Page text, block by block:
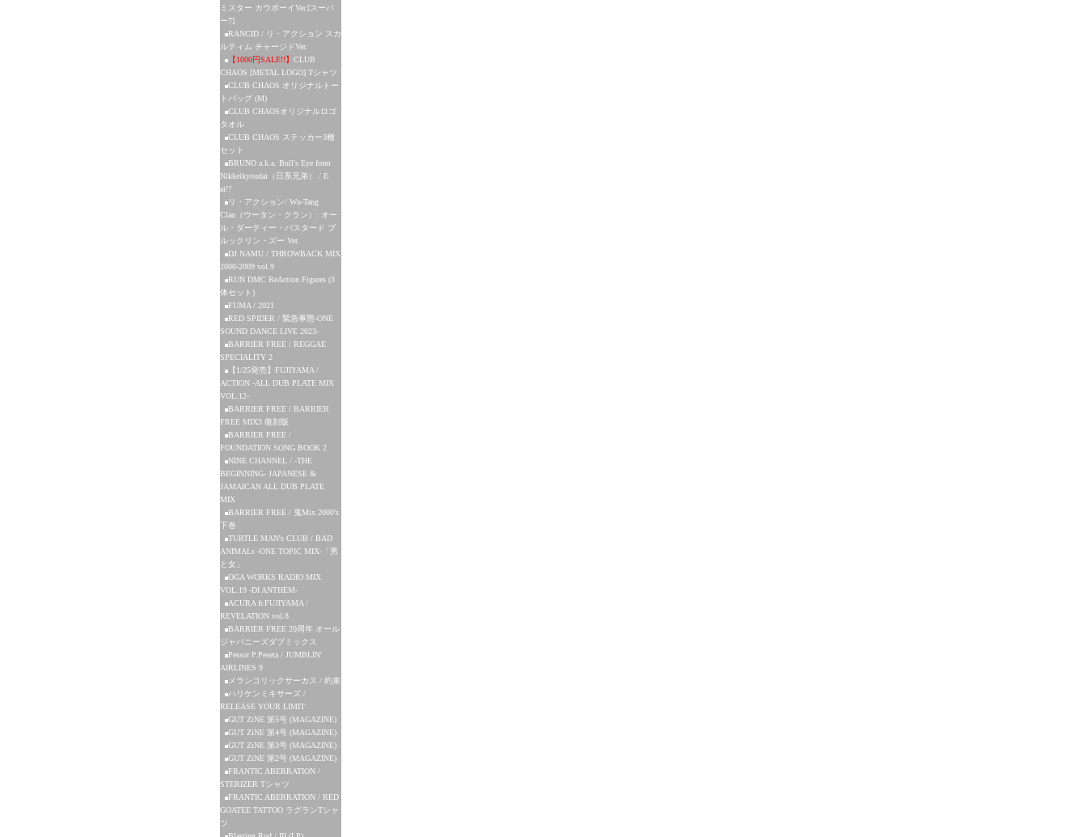
ミスター カウボーイVer.[スーパ
ー7]
RANCID / リ・アクション スカ
ルティム チャージドVer.
【1000円SALE!!】 CLUB
CHAOS [METAL LOGO] Tシャツ
CLUB CHAOS オリジナルトー
トバッグ (M)
CLUB CHAOSオリジナルロゴ
タオル
CLUB CHAOS ステッカー3種
セット
BRUNO a.k.a. Bull's Eye from
Nikkeikyoudai（日系兄弟） / E
ai!?
リ・アクション/ Wu-Tang
Clan（ウータン・クラン）: オー
ル・ダーティー・バスタード ブ
ルックリン・ズー Ver.
DJ NAMU / THROWBACK MIX
2000-2009 vol.9
RUN DMC ReAction Figures (3
体セット)
FUMA / 2021
RED SPIDER / 緊急事態-ONE
SOUND DANCE LIVE 2023-
BARRIER FREE / REGGAE
SPECIALITY 2
【1/25発売】FUJIYAMA /
ACTION -ALL DUB PLATE MIX
VOL.12-
BARRIER FREE / BARRIER
FREE MIX3 復刻版
BARRIER FREE /
FOUNDATION SONG BOOK 2
NINE CHANNEL / -THE
BEGINNING- JAPANESE &
JAMAICAN ALL DUB PLATE
MIX
BARRIER FREE / 鬼Mix 2000's
下巻
TURTLE MAN's CLUB / BAD
ANIMALs -ONE TOPIC MIX-「男
と女」
OGA WORKS RADIO MIX
VOL.19 -DI ANTHEM-
ACURA fr.FUJIYAMA /
REVELATION vol.8
BARRIER FREE 20周年 オール
ジャパニーズダブミックス
Pessor P.Peseta / JUMBLIN'
AIRLINES 9
メランコリックサーカス / 約束
ハリケンミキサーズ /
RELEASE YOUR LIMIT
GUT ZiNE 第5号 (MAGAZINE)
GUT ZiNE 第4号 (MAGAZINE)
GUT ZiNE 第3号 (MAGAZINE)
GUT ZiNE 第2号 (MAGAZINE)
FRANTIC ABERRATION /
STERIZER Tシャツ
FRANTIC ABERRATION / RED
GOATEE TATTOO ラグランTシャ
ツ